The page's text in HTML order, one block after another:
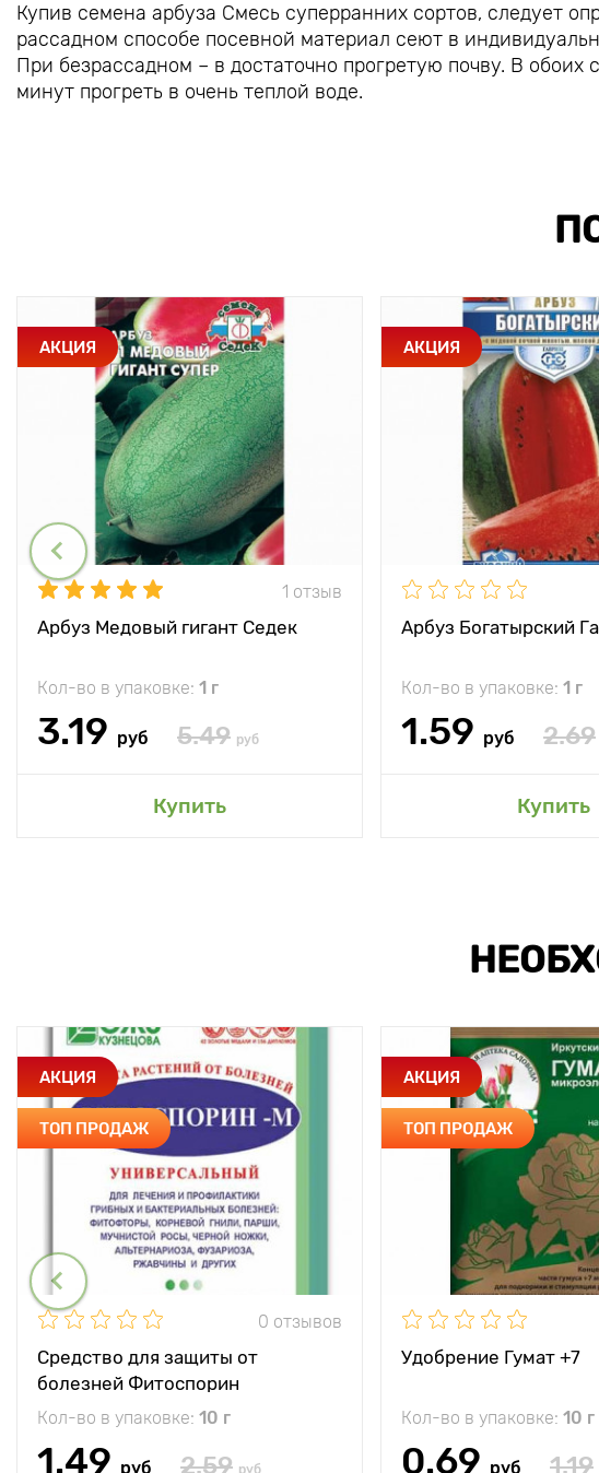
Купив семена арбуза Смесь суперранних сортов, следует
рассадном способе посевной материал сеют в
При безрассадном – в достаточно прогретую почву. В обоих
минут прогреть в очень теплой воде.
АКЦИЯ
1 отзыв
Арбуз Медовый гигант Седек
Кол-во в упаковке: 1 г
3.19 руб 5.49 руб
Купить
АКЦИЯ
Арбуз Богатырский
Кол-во в упаковке: 1 г
1.59 руб 2.69
Купить
АКЦИЯ
ТОП ПРОДАЖ
0 отзывов
Средство для защиты от
болезней Фитоспорин
Кол-во в упаковке: 10 г
1.49 руб 2.59 руб
АКЦИЯ
ТОП ПРОДАЖ
Удобрение Гумат +7
Кол-во в упаковке: 10 г
0.69 руб 1.19